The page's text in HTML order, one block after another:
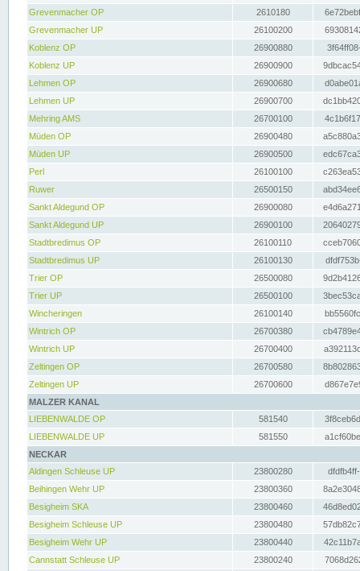
Grevenmacher OP
2610180
Grevenmacher UP
26100200
Koblenz OP
26900880
Koblenz UP
26900900
Lehmen OP
26900680
Lehmen UP
26900700
Mehring AMS
26700100
Müden OP
26900480
Müden UP
26900500
Perl
26100100
Ruwer
26500150
Sankt Aldegund OP
26900080
Sankt Aldegund UP
26900100
Stadtbredimus OP
26100110
Stadtbredimus UP
26100130
Trier OP
26500080
Trier UP
26500100
Wincheringen
26100140
Wintrich OP
26700380
Wintrich UP
26700400
Zeltingen OP
26700580
Zeltingen UP
26700600
MALZER KANAL
LIEBENWALDE OP
581540
LIEBENWALDE UP
581550
NECKAR
Aldingen Schleuse UP
23800280
Beihingen Wehr UP
23800360
Besigheim SKA
23800460
Besigheim Schleuse UP
23800480
Besigheim Wehr UP
23800440
Cannstatt Schleuse UP
23800240